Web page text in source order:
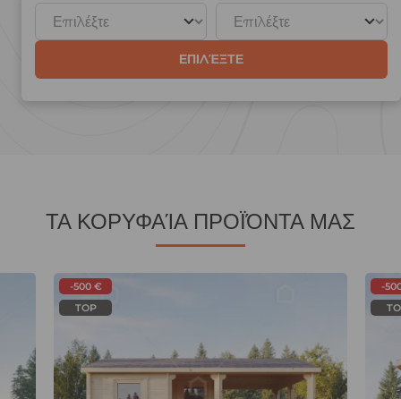
ΕΠΙΛΈΞΤΕ
ΤΑ ΚΟΡΥΦΑΊΑ ΠΡΟΪΌΝΤΑ ΜΑΣ
-500 €
TOP
-